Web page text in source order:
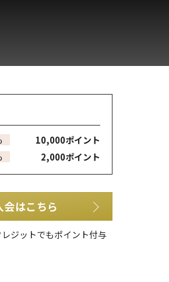
10,000ポイント
2,000ポイント
はこちら
ジットでもポイント付与